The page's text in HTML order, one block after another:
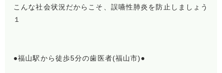
こんな社会状況だからこそ、誤嚥性肺炎を防止しましょう
１
●福山駅から徒歩5分の歯医者(福山市)●